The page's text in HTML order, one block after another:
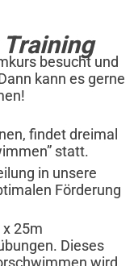
besucht und
kann es gerne
findet dreimal
statt.
in unsere
Förderung
25m
Dieses